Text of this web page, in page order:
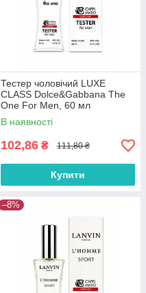
Тестер чоловічий LUXE
CLASS Dolce&Gabbana The
One For Men, 60 мл
В наявності
102,86 ₴ 111,80 ₴
Купити
–8%